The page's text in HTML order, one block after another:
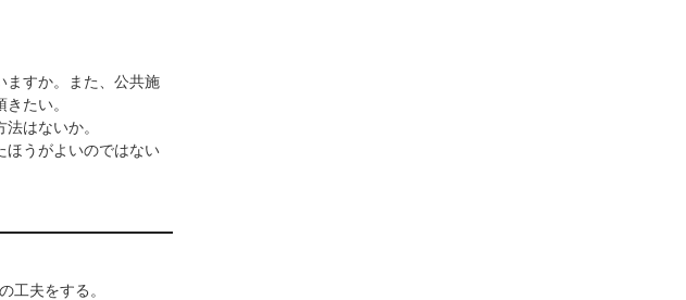
ますか。また、公共施
たい。
はないか。
ほうがよいのではない
工夫をする。